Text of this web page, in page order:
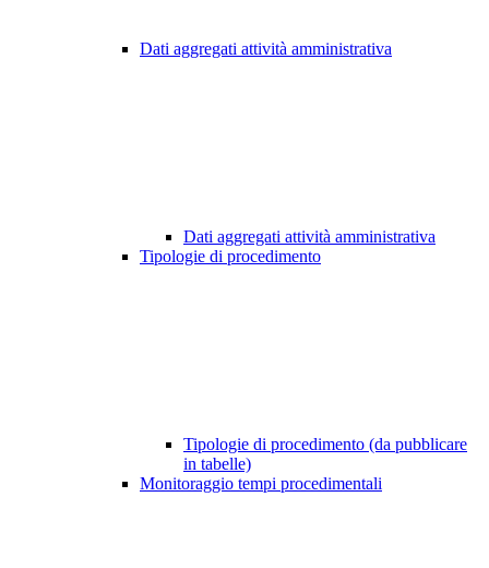
Dati aggregati attività amministrativa
Dati aggregati attività amministrativa
Tipologie di procedimento
Tipologie di procedimento (da pubblicare
in tabelle)
Monitoraggio tempi procedimentali